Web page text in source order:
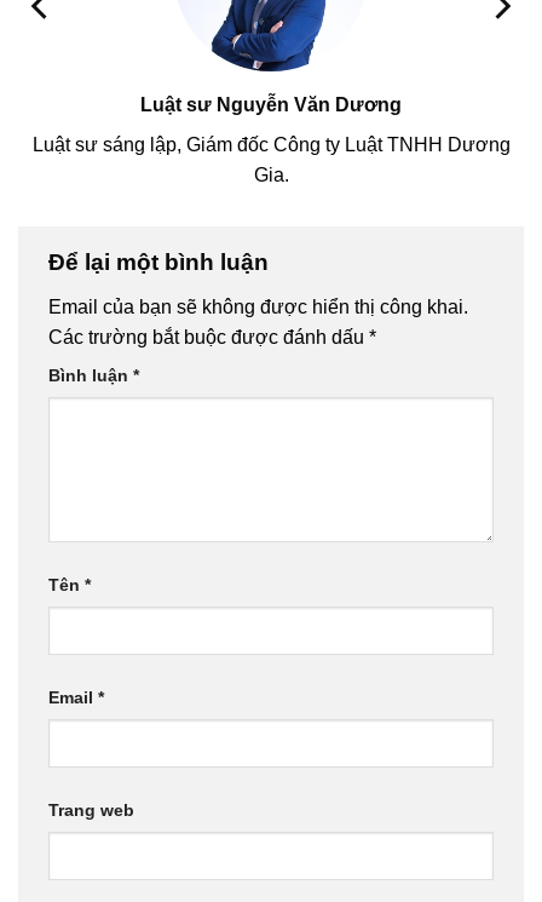
Luật sư Nguyễn Văn Dương
Luật sư sáng lập, Giám đốc Công ty Luật TNHH Dương
Gia.
Để lại một bình luận
Email của bạn sẽ không được hiển thị công khai.
Các trường bắt buộc được đánh dấu *
Bình luận *
Tên *
Email *
Trang web